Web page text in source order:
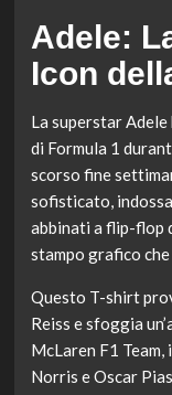
Adele:
Icon
La superstar
di Formula 1
scorso fine
sofisticato,
abbinati a flip-flop
stampo grafico
Questo T-shirt
Reiss e sfoggia
McLaren F1
Norris e Oscar